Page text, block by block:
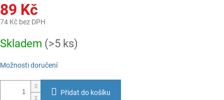
89 Kč
74 Kč bez DPH
cena:
Skladem (>5 ks)
Možnosti doručení
Přidat do košíku